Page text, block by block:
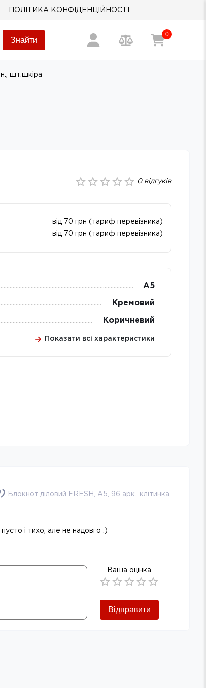
ПОЛІТИКА КОНФІДЕНЦІЙНОСТІ
Знайти
0
шт.шкіра
0відгуків
від 70 грн (тариф перевізника)
від 70 грн (тариф перевізника)
А5
Кремовий
Коричневий
Показати всі характеристики
) Блокнот діловий FRESH, А5, 96 арк., клітинка,
і тихо, але не надовго :)
Ваша оцінка
Відправити